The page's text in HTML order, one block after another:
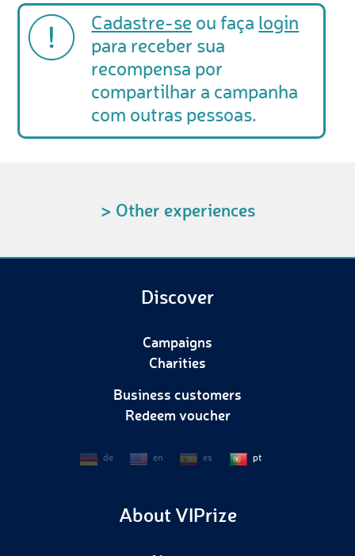
Cadastre-se ou faça login
para receber sua
recompensa por
compartilhar a campanha
com outras pessoas.
> Other experiences
Discover
Campaigns
Charities
Business customers
Redeem voucher
de en es pt
About VIPrize